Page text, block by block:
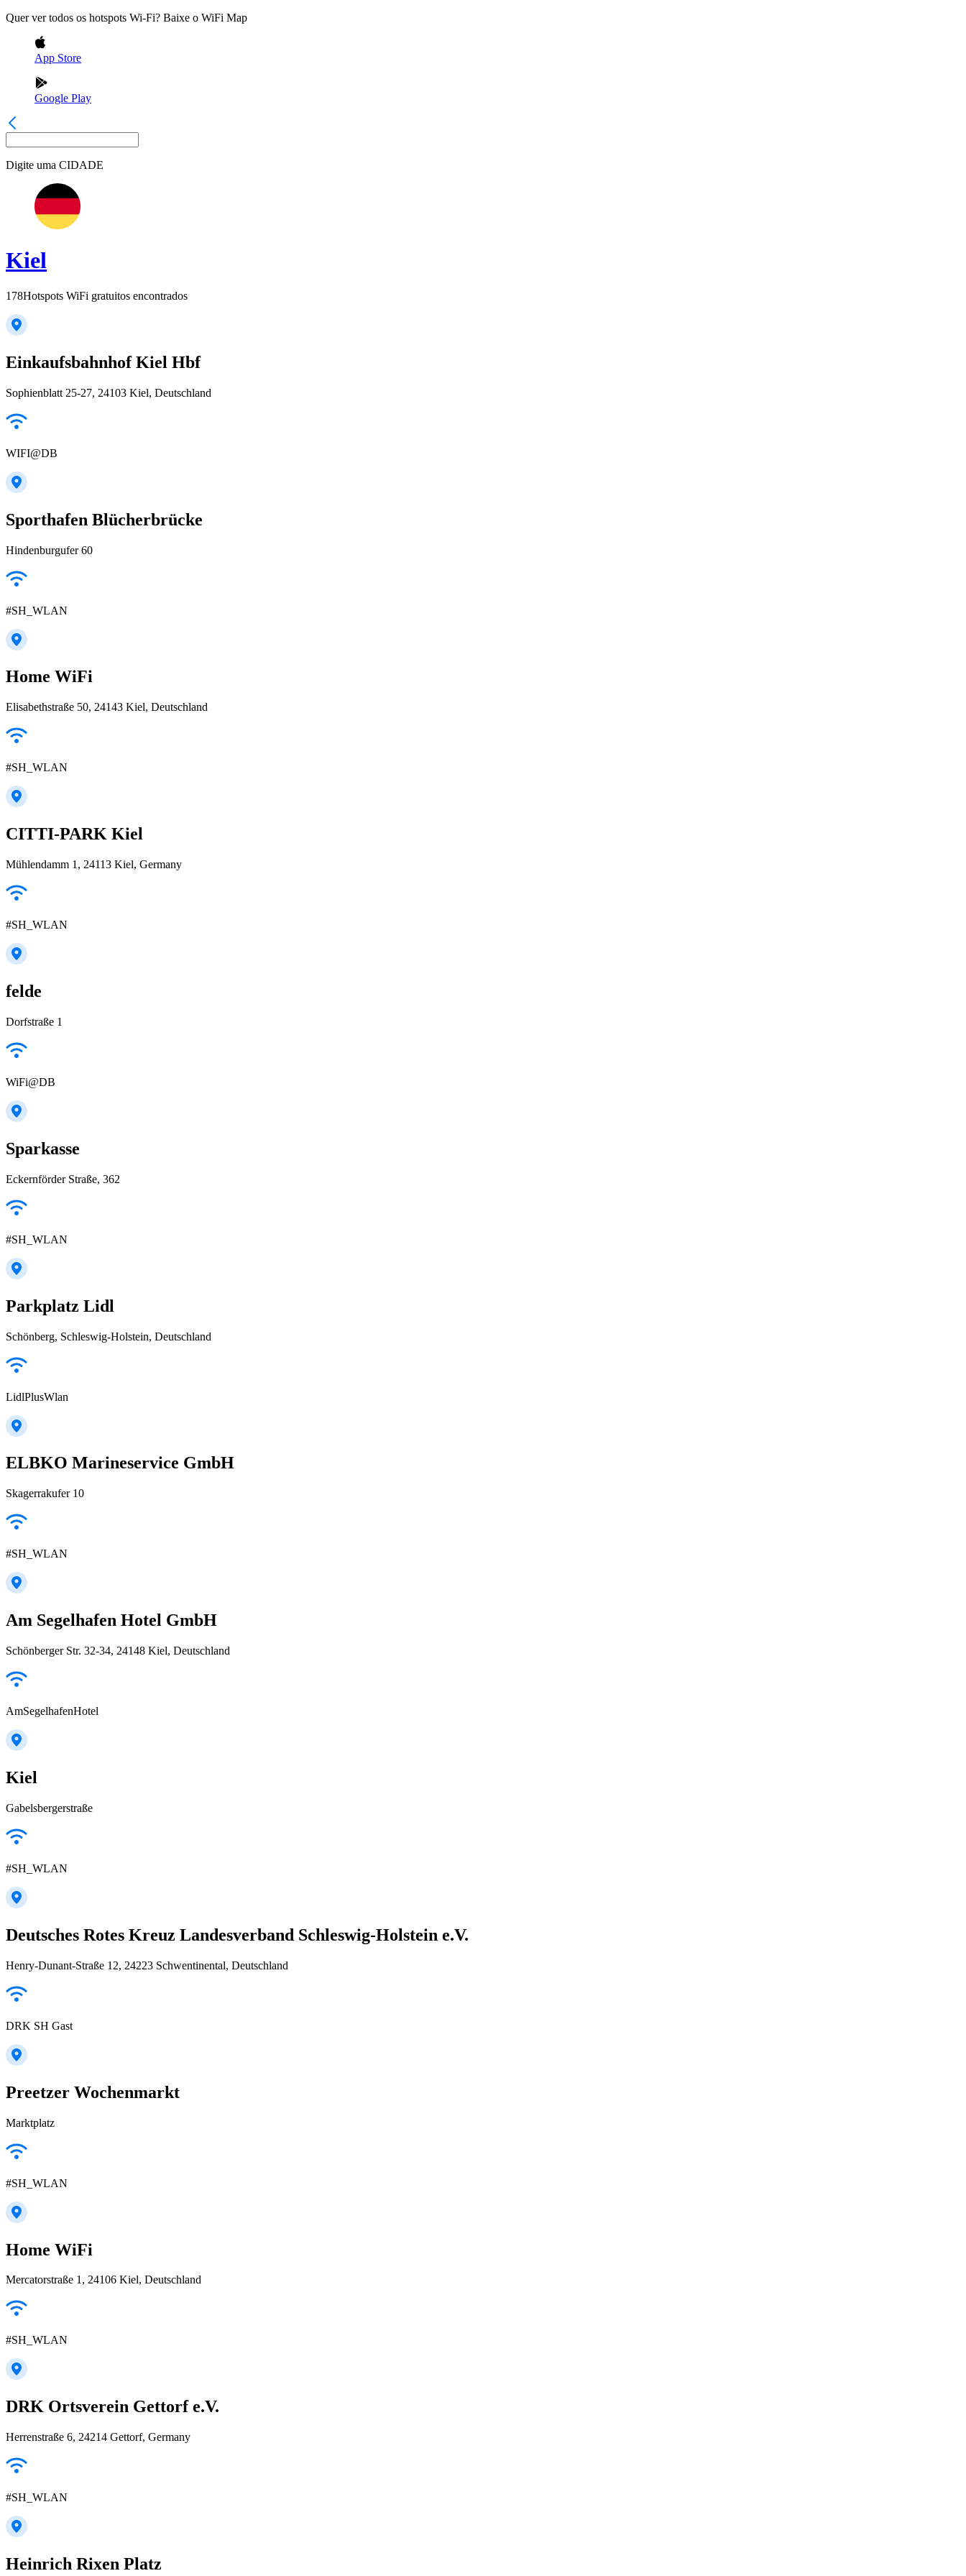
Quer ver todos os hotspots Wi-Fi? Baixe o WiFi Map
App Store
Google Play
Digite uma CIDADE
Kiel
178Hotspots WiFi gratuitos encontrados
Einkaufsbahnhof Kiel Hbf
Sophienblatt 25-27, 24103 Kiel, Deutschland
WIFI@DB
Sporthafen Blücherbrücke
Hindenburgufer 60
#SH_WLAN
Home WiFi
Elisabethstraße 50, 24143 Kiel, Deutschland
#SH_WLAN
CITTI-PARK Kiel
Mühlendamm 1, 24113 Kiel, Germany
#SH_WLAN
felde
Dorfstraße 1
WiFi@DB
Sparkasse
Eckernförder Straße, 362
#SH_WLAN
Parkplatz Lidl
Schönberg, Schleswig-Holstein, Deutschland
LidlPlusWlan
ELBKO Marineservice GmbH
Skagerrakufer 10
#SH_WLAN
Am Segelhafen Hotel GmbH
Schönberger Str. 32-34, 24148 Kiel, Deutschland
AmSegelhafenHotel
Kiel
Gabelsbergerstraße
#SH_WLAN
Deutsches Rotes Kreuz Landesverband Schleswig-Holstein e.V.
Henry-Dunant-Straße 12, 24223 Schwentinental, Deutschland
DRK SH Gast
Preetzer Wochenmarkt
Marktplatz
#SH_WLAN
Home WiFi
Mercatorstraße 1, 24106 Kiel, Deutschland
#SH_WLAN
DRK Ortsverein Gettorf e.V.
Herrenstraße 6, 24214 Gettorf, Germany
#SH_WLAN
Heinrich Rixen Platz